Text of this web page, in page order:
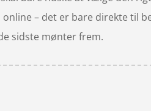
– det er bare direkte til
sidste mønter frem.